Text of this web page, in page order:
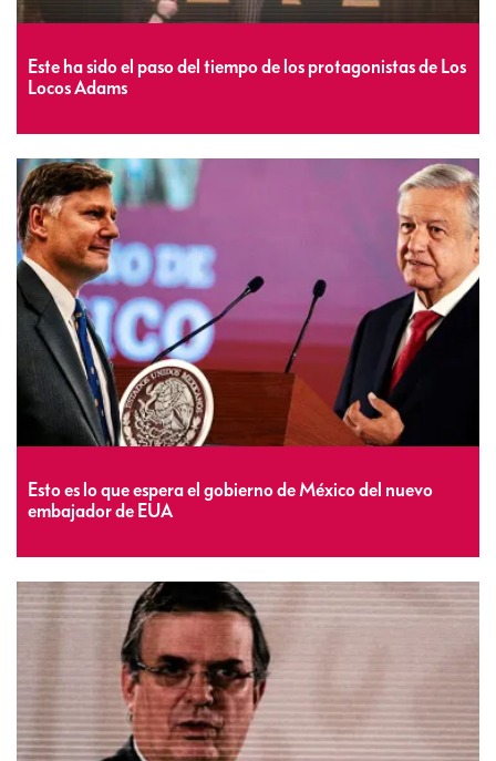
Este ha sido el paso del tiempo de los protagonistas de Los
Locos Adams
Esto es lo que espera el gobierno de México del nuevo
embajador de EUA